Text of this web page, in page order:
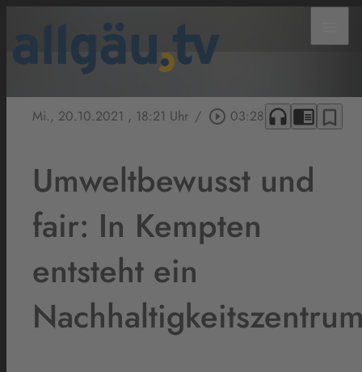
Mi., 20.10.2021 , 18:21 Uhr / play_circle_outline 03:28 headphones chrome_reader_mode bookmark_border
Umweltbewusst und
fair: In Kempten
entsteht ein